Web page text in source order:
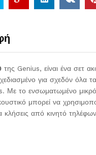
της Genius, είναι ένα σετ
για σχεδόν όλα
Με το ενσωματωμένο
μπορεί να
κλήσεις από κινητό